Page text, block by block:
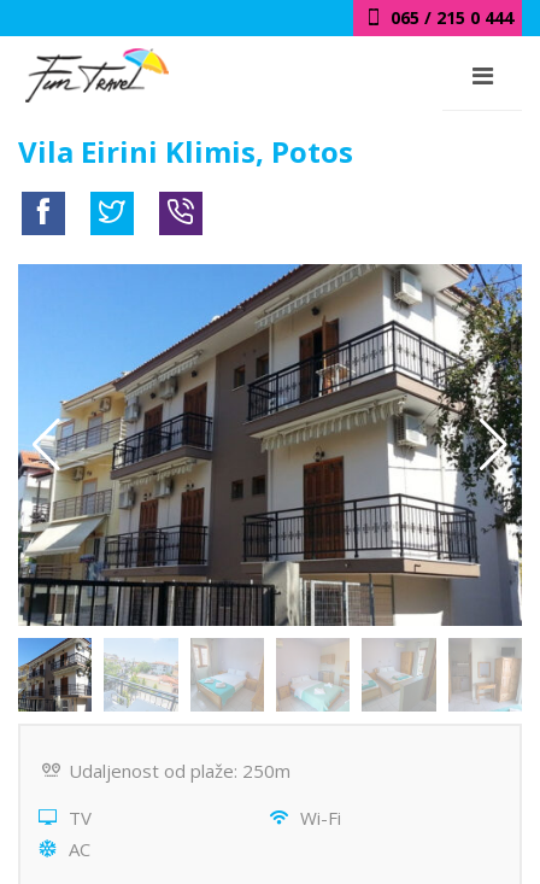
065 / 215 0 444
Vila Eirini Klimis, Potos
Udaljenost od plaže: 250m
TV
Wi-Fi
AC